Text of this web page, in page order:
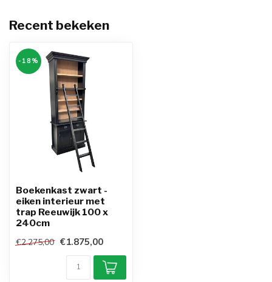
Recent bekeken
-18%
Boekenkast zwart -
eiken interieur met
trap Reeuwijk 100 x
240cm
€2.275,00 €1.875,00